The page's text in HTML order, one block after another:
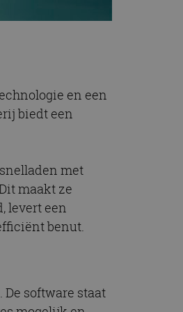
en een
biedt een
met
maakt ze
levert een
benut.
software staat